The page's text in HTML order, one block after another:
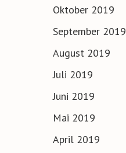
Oktober 2019
September 2019
August 2019
Juli 2019
Juni 2019
Mai 2019
April 2019